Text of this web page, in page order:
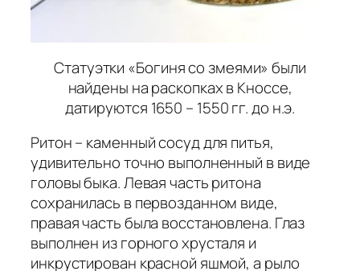
Статуэтки «Богиня со змеями» были
найдены на раскопках в Кноссе,
датируются 1650 – 1550 гг. до н.э.
Ритон – каменный сосуд для питья,
удивительно точно выполненный в виде
головы быка. Левая часть ритона
сохранилась в первозданном виде,
правая часть была восстановлена. Глаз
выполнен из горного хрусталя и
инкрустирован красной яшмой, а рыло